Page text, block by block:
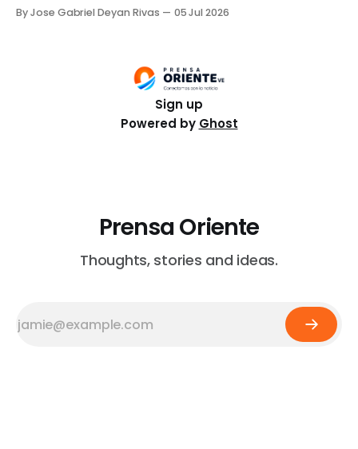
desde su país a Venezuela destinada a las víctimas de
By Jose Gabriel Deyan Rivas 05 Jul 2026
Sign up
Powered by Ghost
Prensa Oriente
Thoughts, stories and ideas.